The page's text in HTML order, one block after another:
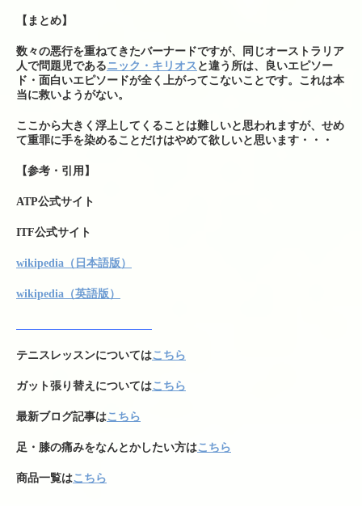
【まとめ】
数々の悪行を重ねてきたバーナードですが、同じオーストラリア
人で問題児であるニック・キリオス と違う所は、良いエピソー
ド・面白いエピソードが全く上がってこないことです。これは本
当に救いようがない。
ここから大きく浮上してくることは難しいと思われますが、せめ
て重罪に手を染めることだけはやめて欲しいと思います・・・
【参考・引用】
ATP公式サイト
ITF公式サイト
wikipedia（日本語版）
wikipedia（英語版）
テニスレッスンについてはこちら
ガット張り替えについてはこちら
最新ブログ記事はこちら
足・膝の痛みをなんとかしたい方はこちら
商品一覧はこちら